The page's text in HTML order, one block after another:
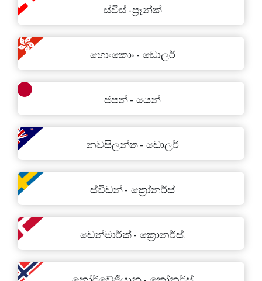
ස්විස් -ප‍්‍රෑන්ක්
හොංකොං - ඩොලර්
ජපන් - යෙන්
නවසීලන්ත - ඩොලර්
ස්වීඩන් - ක්‍රෝනර්ස්
ඩෙන්මාර්ක් - ක්‍රොනර්ස්.